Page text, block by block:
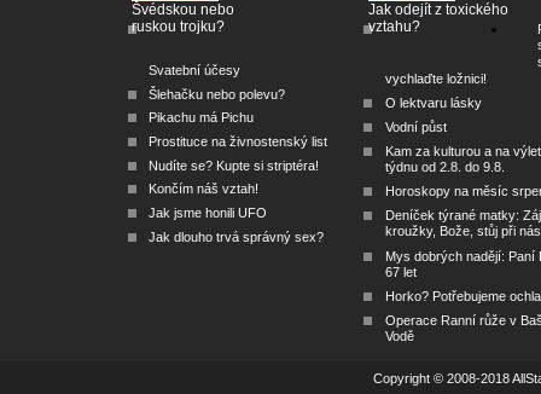
Švédskou nebo
ruskou trojku?
Svatební účesy
Šlehačku nebo polevu?
Pikachu má Pichu
Prostituce na živnostenský list
Nudíte se? Kupte si striptéra!
Končím náš vztah!
Jak jsme honili UFO
Jak dlouho trvá správný sex?
Jak odejít z toxického
vztahu?
vychlaďte ložnici!
O lektvaru lásky
Vodní půst
Kam za kulturou a na
týdnu od 2.8. do 9.8.
Horoskopy na měsíc
Deníček týrané matky:
kroužky, Bože, stůj při nás
Mys dobrých nadějí: Paní
67 let
Horko? Potřebujeme
Operace Ranní růže v
Vodě
Copyright © 2008-2018